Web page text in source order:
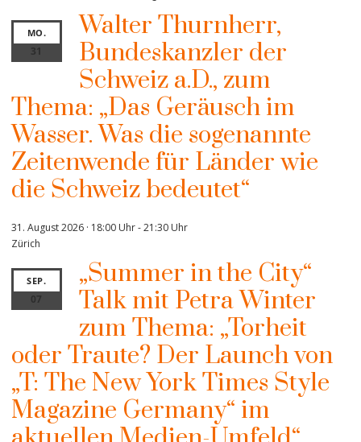
MO.
31
Walter Thurnherr,
Bundeskanzler der
Schweiz a.D., zum
Thema: „Das Geräusch im
Wasser. Was die sogenannte
Zeitenwende für Länder wie
die Schweiz bedeutet“
31. August 2026 · 18:00 Uhr-21:30 Uhr
Zürich
SEP.
07
„Summer in the City“
Talk mit Petra Winter
zum Thema: „Torheit
oder Traute? Der Launch von
„T: The New York Times Style
Magazine Germany“ im